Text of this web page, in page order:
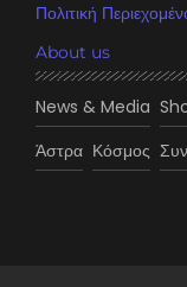
Πολιτική
About us
News & Media
Άστρα Κόσμος